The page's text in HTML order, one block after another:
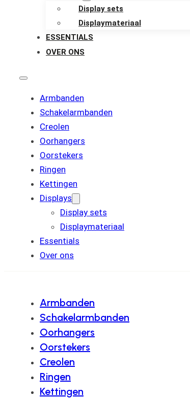
Display sets
Displaymateriaal
ESSENTIALS
OVER ONS
Armbanden
Schakelarmbanden
Creolen
Oorhangers
Oorstekers
Ringen
Kettingen
Displays
Display sets
Displaymateriaal
Essentials
Over ons
Armbanden
Schakelarmbanden
Oorhangers
Oorstekers
Creolen
Ringen
Kettingen